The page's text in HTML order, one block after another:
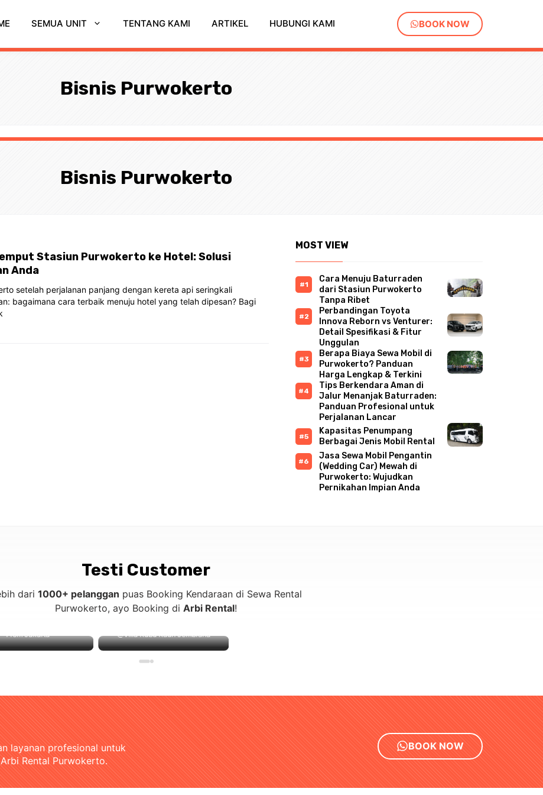
BOOK NOW
SEMUA UNIT TENTANG KAMI ARTIKEL HUBUNGI KAMI
Bisnis Purwokerto
Bisnis Purwokerto
Stasiun Purwokerto ke Hotel: Solusi
Anda
setelah perjalanan panjang dengan kereta api seringkali
bagaimana cara terbaik menuju hotel yang telah dipesan? Bagi
MOST VIEW
Cara Menuju Baturraden
dari Stasiun Purwokerto
Tanpa Ribet
Perbandingan Toyota
Innova Reborn vs Venturer:
Detail Spesifikasi & Fitur
Unggulan
Berapa Biaya Sewa Mobil di
Purwokerto? Panduan
Harga Lengkap & Terkini
Tips Berkendara Aman di
Jalur Menanjak Baturraden:
Panduan Profesional untuk
Perjalanan Lancar
Kapasitas Penumpang
Berbagai Jenis Mobil Rental
Jasa Sewa Mobil Pengantin
(Wedding Car) Mewah di
Purwokerto: Wujudkan
Pernikahan Impian Anda
Testi Customer
dari 1000+ pelanggan puas Booking Kendaraan di Sewa Rental
Purwokerto, ayo Booking di Arbi Rental!
Jakarta @Villa Kubu Kauh Jembrana
layanan profesional untuk
Rental Purwokerto.
BOOK NOW